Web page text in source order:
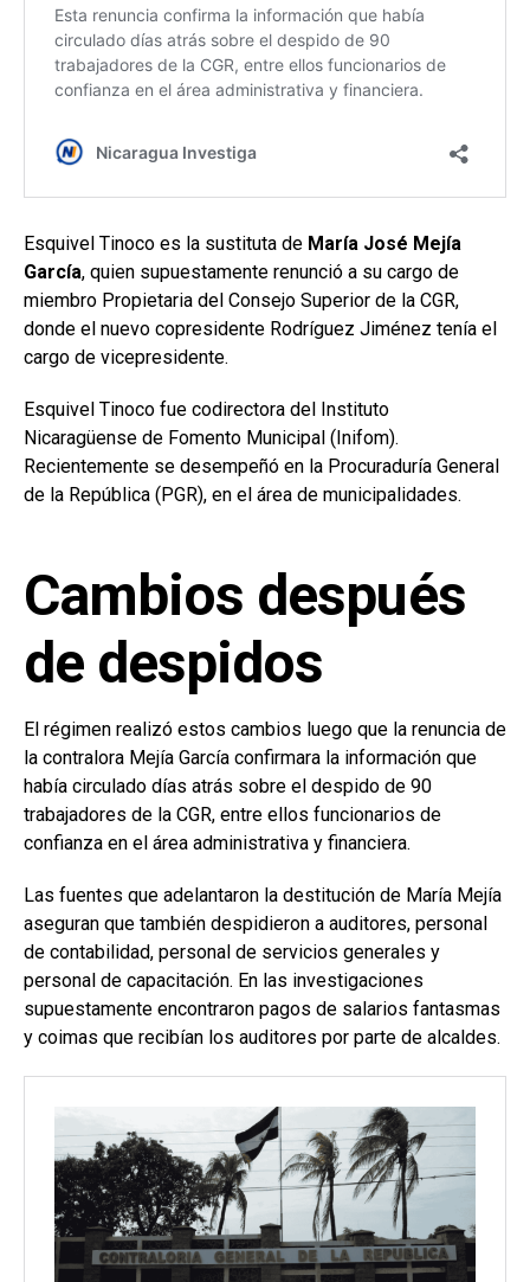
Esquivel Tinoco es la sustituta de María José Mejía
García, quien supuestamente renunció a su cargo de
miembro Propietaria del Consejo Superior de la CGR,
donde el nuevo copresidente Rodríguez Jiménez tenía el
cargo de vicepresidente.
Esquivel Tinoco fue codirectora del Instituto
Nicaragüense de Fomento Municipal (Inifom).
Recientemente se desempeñó en la Procuraduría General
de la República (PGR), en el área de municipalidades.
Cambios después
de despidos
El régimen realizó estos cambios luego que la renuncia de
la contralora Mejía García confirmara la información que
había circulado días atrás sobre el despido de 90
trabajadores de la CGR, entre ellos funcionarios de
confianza en el área administrativa y financiera.
Las fuentes que adelantaron la destitución de María Mejía
aseguran que también despidieron a auditores, personal
de contabilidad, personal de servicios generales y
personal de capacitación. En las investigaciones
supuestamente encontraron pagos de salarios fantasmas
y coimas que recibían los auditores por parte de alcaldes.